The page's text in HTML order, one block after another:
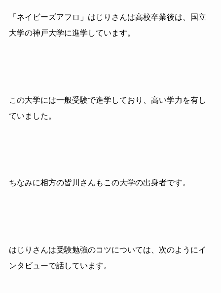
「ネイビーズアフロ」はじりさんは高校卒業後は、国立
大学の神戸大学に進学しています。
この大学には一般受験で進学しており、高い学力を有し
ていました。
ちなみに相方の皆川さんもこの大学の出身者です。
はじりさんは受験勉強のコツについては、次のようにイ
ンタビューで話しています。